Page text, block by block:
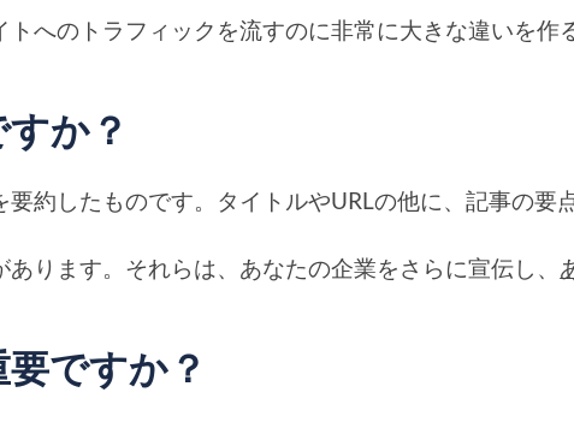
へのトラフィックを流すのに非常に大きな違いを
か？
約したものです。タイトルやURLの他に、記事の要
ります。それらは、あなたの企業をさらに宣伝し、
ですか？